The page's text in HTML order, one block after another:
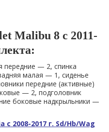
Malibu 8 с 2011-
передние — 2, спинка
малая — 1, сиденье
передние (активные)
— 2, подголовник
боковые надкрыльники —
с 2008-2017 г. Sd/Hb/Wag